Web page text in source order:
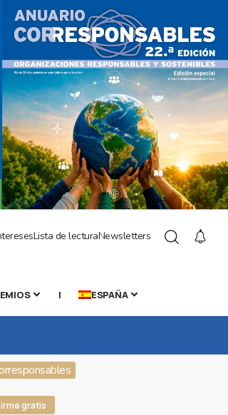
Lista de lecturaNewsletters
| ESPAÑA
gratis